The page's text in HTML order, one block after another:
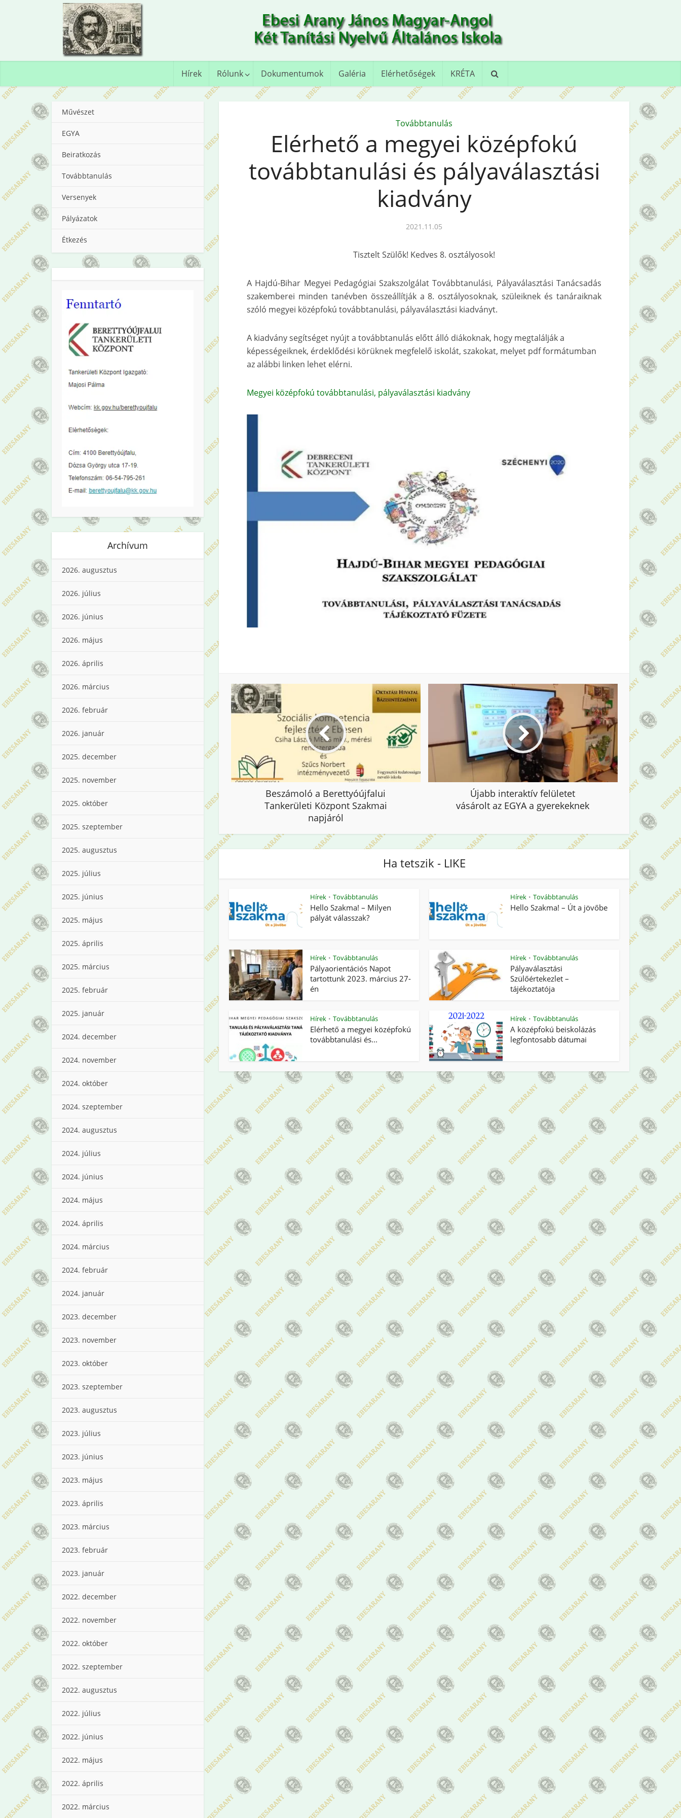
Hírek Rólunk Dokumentumok Galéria Elérhetőségek KRÉTA
Művészet
EGYA
Beiratkozás
Továbbtanulás
Versenyek
Pályázatok
Étkezés
Archívum
2026. augusztus
2026. július
2026. június
2026. május
2026. április
2026. március
2026. február
2026. január
2025. december
2025. november
2025. október
2025. szeptember
2025. augusztus
2025. július
2025. június
2025. május
2025. április
2025. március
2025. február
2025. január
2024. december
2024. november
2024. október
2024. szeptember
2024. augusztus
2024. július
2024. június
2024. május
2024. április
2024. március
2024. február
2024. január
2023. december
2023. november
2023. október
2023. szeptember
2023. augusztus
2023. július
2023. június
2023. május
2023. április
2023. március
2023. február
2023. január
2022. december
2022. november
2022. október
2022. szeptember
2022. augusztus
2022. július
2022. június
2022. május
2022. április
2022. március
Továbbtanulás
Elérhető a megyei középfokú
továbbtanulási és pályaválasztási
kiadvány
2021.11.05
Tisztelt Szülők! Kedves 8. osztályosok!
A Hajdú-Bihar Megyei Pedagógiai Szakszolgálat Továbbtanulási, Pályaválasztási Tanácsadás
szakemberei minden tanévben összeállítják a 8. osztályosoknak, szüleiknek és tanáraiknak
szóló megyei középfokú továbbtanulási, pályaválasztási kiadványt.
A kiadvány segítséget nyújt a továbbtanulás előtt álló diákoknak, hogy megtalálják a
képességeiknek, érdeklődési körüknek megfelelő iskolát, szakokat, melyet pdf formátumban
az alábbi linken lehet elérni.
Megyei középfokú továbbtanulási, pályaválasztási kiadvány
Beszámoló a Berettyóújfalui
Tankerületi Központ Szakmai
napjáról
Újabb interaktív felületet
vásárolt az EGYA a gyerekeknek
Ha tetszik - LIKE
Hírek • Továbbtanulás
Hello Szakma! – Milyen
pályát válasszak?
Hírek • Továbbtanulás
Hello Szakma! – Út a jövőbe
Hírek • Továbbtanulás
Pályaorientációs Napot
tartottunk 2023. március 27-
én
Hírek • Továbbtanulás
Pályaválasztási
Szülőértekezlet –
tájékoztatója
Hírek • Továbbtanulás
Elérhető a megyei középfokú
továbbtanulási és...
Hírek • Továbbtanulás
A középfokú beiskolázás
legfontosabb dátumai